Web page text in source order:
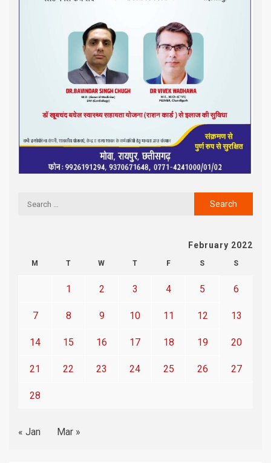
February 2022
M T W T F S S
1 2 3 4 5 6
7 8 9 10 11 12 13
14 15 16 17 18 19 20
21 22 23 24 25 26 27
28
« Jan Mar »